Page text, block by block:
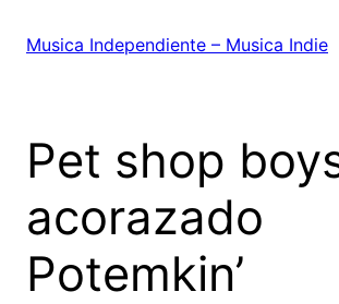
Musica Independiente – Musica Indie
Pet shop
acorazado
Potemkin’